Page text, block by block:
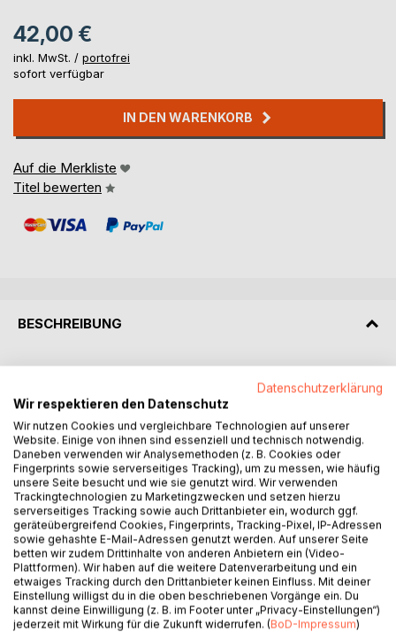
42,00 €
inkl. MwSt. / portofrei
sofort verfügbar
IN DEN WARENKORB
Auf die Merkliste
Titel bewerten
BESCHREIBUNG
von Heinz Röper
Jedes Wort ist wahr
Das Buch zeichnet auf 271 Seiten ein Gemälde der
Entwicklung der deutschen Frachtschifffahrt nach dem
Kriege und liefert einen umfangreichen Wortschatz der
Seemannssprache, in dem die im Buch verwendeten
Fachausdrücke aus der Seeschifffahrt und dem
Schifffahrtsrecht erläutert werden (174 Seiten).
Beschrieben wird u.a. die Art des Ladungstransportes vor
der Einführung des Containers und setzt damit dem
Datenschutzerklärung
Wir respektieren den Datenschutz
Wir nutzen Cookies und vergleichbare Technologien auf unserer
Website. Einige von ihnen sind essenziell und technisch notwendig.
Daneben verwenden wir Analysemethoden (z. B. Cookies oder
Fingerprints sowie serverseitiges Tracking), um zu messen, wie häufig
unsere Seite besucht und wie sie genutzt wird. Wir verwenden
Trackingtechnologien zu Marketingzwecken und setzen hierzu
serverseitiges Tracking sowie auch Drittanbieter ein, wodurch ggf.
geräteübergreifend Cookies, Fingerprints, Tracking-Pixel, IP-Adressen
sowie gehashte E-Mail-Adressen genutzt werden. Auf unserer Seite
betten wir zudem Drittinhalte von anderen Anbietern ein (Video-
Plattformen). Wir haben auf die weitere Datenverarbeitung und ein
etwaiges Tracking durch den Drittanbieter keinen Einfluss. Mit deiner
Einstellung willigst du in die oben beschriebenen Vorgänge ein. Du
kannst deine Einwilligung (z. B. im Footer unter „Privacy-Einstellungen“)
jederzeit mit Wirkung für die Zukunft widerrufen. (BoD-Impressum)